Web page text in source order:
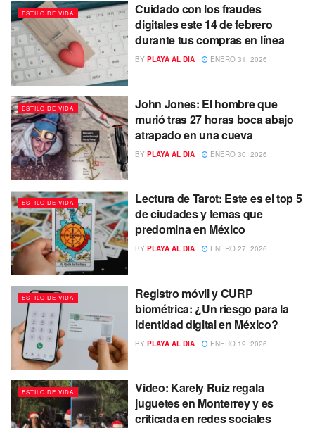
ESTILO DE VIDA
Cuidado con los fraudes
digitales este 14 de febrero
durante tus compras en línea
BY PLAYA AL DIA ENERO 31, 2026
ESTILO DE VIDA
John Jones: El hombre que
murió tras 27 horas boca abajo
atrapado en una cueva
BY PLAYA AL DIA ENERO 30, 2026
ESTILO DE VIDA
Lectura de Tarot: Este es el top 5
de ciudades y temas que
predomina en México
BY PLAYA AL DIA ENERO 27, 2026
ESTILO DE VIDA
Registro móvil y CURP
biométrica: ¿Un riesgo para la
identidad digital en México?
BY PLAYA AL DIA ENERO 19, 2026
ESTILO DE VIDA
Video: Karely Ruiz regala
juguetes en Monterrey y es
criticada en redes sociales